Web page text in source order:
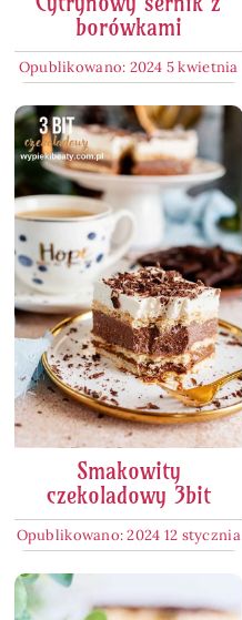
borówkami
Opublikowano: 2024 5 kwietnia
Smakowity
czekoladowy 3bit
Opublikowano: 2024 12 stycznia